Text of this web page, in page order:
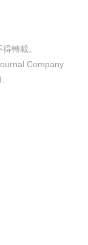
轉載。
Company